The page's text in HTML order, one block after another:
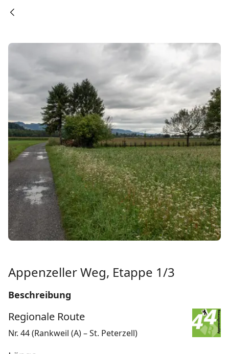
Appenzeller Weg, Etappe 1/3
Beschreibung
Regionale Route
Nr. 44 (Rankweil (A) – St. Peterzell)